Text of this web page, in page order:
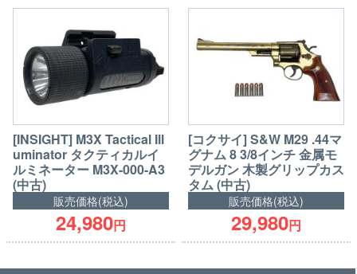
[INSIGHT] M3X Tactical Ill
uminator タクティカルイ
ルミネーター M3X-000-A3
(中古)
販売価格(税込)
24,980円
[コクサイ] S&W M29 .44マ
グナム 8 3/8インチ 金属モ
デルガン 木製グリップカス
タム (中古)
販売価格(税込)
29,980円